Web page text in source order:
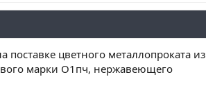
цветного металлопроката из
марки О1пч, нержавеющего